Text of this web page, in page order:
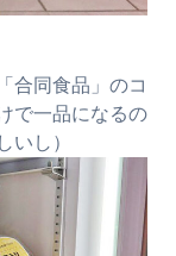
合同食品」のコ
で一品になるの
いし）